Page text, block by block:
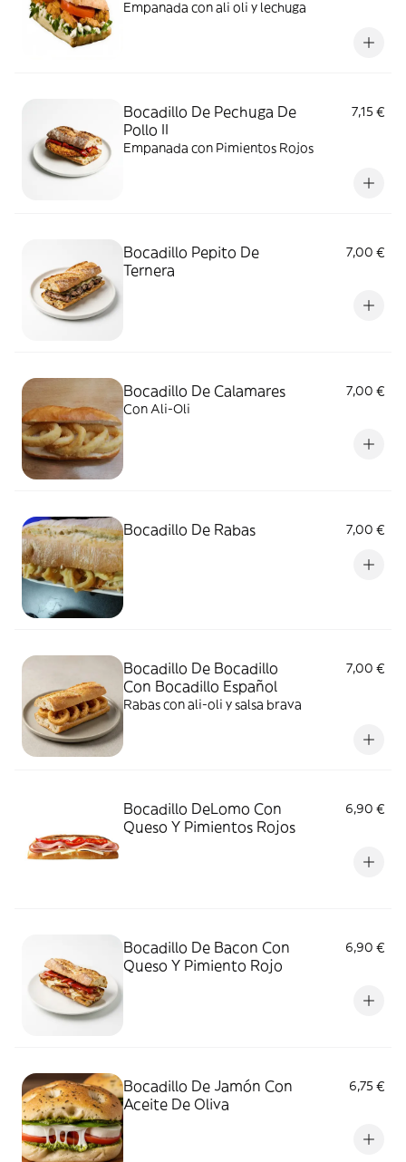
Empanada con ali oli y lechuga
Bocadillo De Pechuga De
Pollo II
7,15 €
Empanada con Pimientos Rojos
Bocadillo Pepito De
Ternera
7,00 €
Bocadillo De Calamares
7,00 €
Con Ali-Oli
Bocadillo De Rabas 7,00 €
Bocadillo De Bocadillo
Con Bocadillo Español
7,00 €
Rabas con ali-oli y salsa brava
Bocadillo DeLomo Con
Queso Y Pimientos Rojos
6,90 €
Bocadillo De Bacon Con
Queso Y Pimiento Rojo
6,90 €
Bocadillo De Jamón Con
Aceite De Oliva
6,75 €